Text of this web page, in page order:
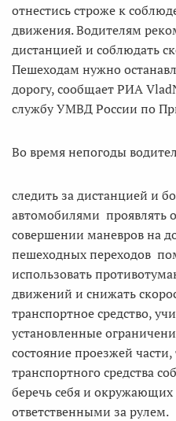
отнестись строже к
движения. Водителям
дистанцией и соблюдать
Пешеходам нужно
дорогу, сообщает РИА
службу УМВД России по
Во время непогоды
следить за дистанцией и
автомобилями проявлять
совершении маневров на
пешеходных переходов
использовать
движений и снижать
транспортное средство,
установленные
состояние проезжей
транспортного средства
беречь себя и
ответственными за рулем.